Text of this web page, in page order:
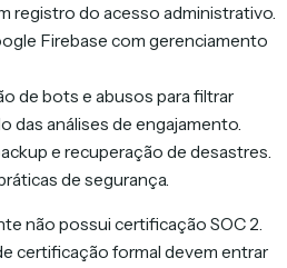
registro do acesso administrativo.
Firebase com gerenciamento
de bots e abusos para filtrar
das análises de engajamento.
e recuperação de desastres.
de segurança.
não possui certificação SOC 2.
certificação formal devem entrar